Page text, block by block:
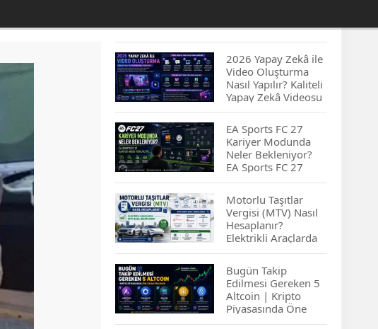
2026 Yapay Zekâ ile
Video Oluşturma
Nasıl Yapılır? Kaliteli
Yapay Zekâ Videosu
Hazırlamanın
İpuçları...
EA Sports FC 27
Kariyer Modunda
Neler Bekleniyor?
EA Sports FC 27
Kariyer Modu
Yenilikleri…
Motorlu Taşıtlar
Vergisi (MTV) Nasıl
Hesaplanır?
Elektrikli Araçlarda
MTV Nasıl
Hesaplanır? MTV
Borcu Nasıl
Sorgulanır?
Bugün Takip
Edilmesi Gereken 5
Altcoin | Kripto
Piyasasında Öne
Çıkan Projeler